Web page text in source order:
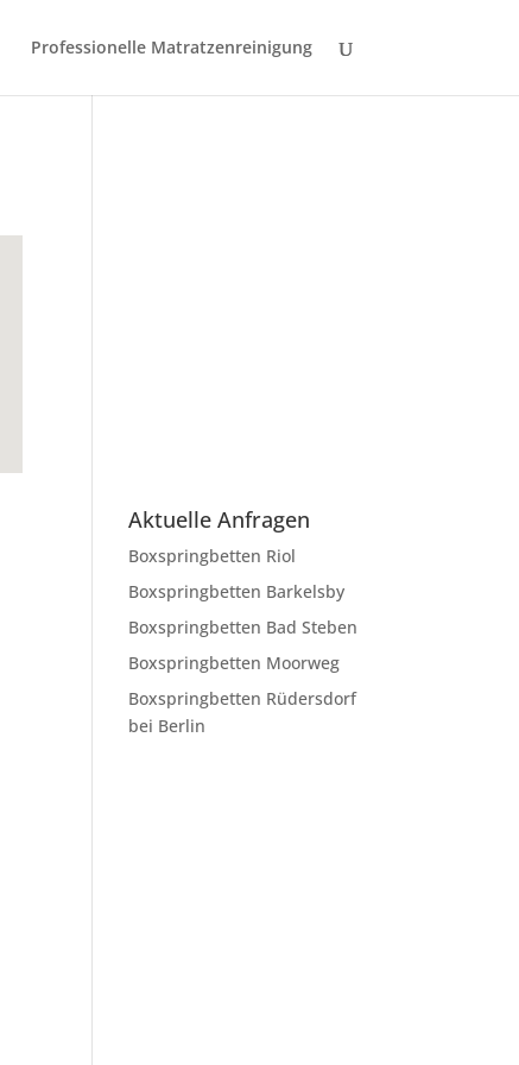
Professionelle Matratzenreinigung
Aktuelle Anfragen
Boxspringbetten Riol
Boxspringbetten Barkelsby
Boxspringbetten Bad Steben
Boxspringbetten Moorweg
Boxspringbetten Rüdersdorf
bei Berlin